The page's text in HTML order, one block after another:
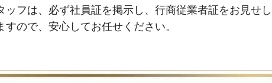
ッフは、必ず社員証を掲示し、行商従業者証をお見せし
ので、安心してお任せください。